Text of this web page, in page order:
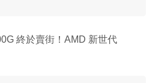
終於賣街！AMD 新世代